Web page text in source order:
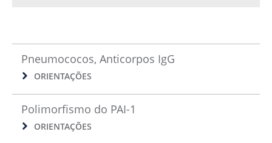
Pneumococos, Anticorpos IgG
ORIENTAÇÕES
Polimorfismo do PAI-1
ORIENTAÇÕES